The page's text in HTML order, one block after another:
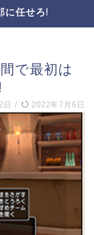
に任せろ!
で最初は
日 / 2022年7月6日